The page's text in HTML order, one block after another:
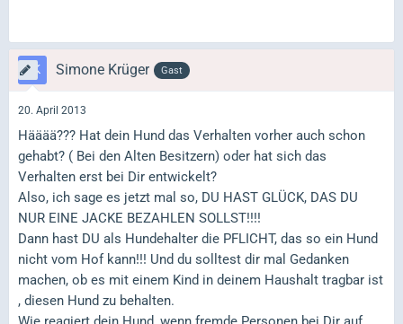
Simone Krüger Gast
20. April 2013
Hääää??? Hat dein Hund das Verhalten vorher auch schon
gehabt? ( Bei den Alten Besitzern) oder hat sich das
Verhalten erst bei Dir entwickelt?
Also, ich sage es jetzt mal so, DU HAST GLÜCK, DAS DU
NUR EINE JACKE BEZAHLEN SOLLST!!!!
Dann hast DU als Hundehalter die PFLICHT, das so ein Hund
nicht vom Hof kann!!! Und du solltest dir mal Gedanken
machen, ob es mit einem Kind in deinem Haushalt tragbar ist
, diesen Hund zu behalten.